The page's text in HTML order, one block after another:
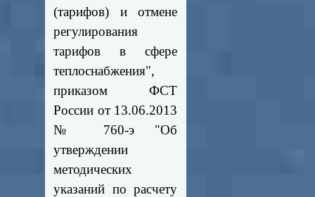
(тарифов) и отмене
регулирования
тарифов в сфере
теплоснабжения",
приказом ФСТ
России от 13.06.2013
№ 760-э "Об
утверждении
методических
указаний по расчету